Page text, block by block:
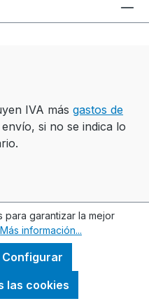
IVA más gastos de
si no se indica lo
para garantizar la mejor
Más información...
Configurar
las cookies